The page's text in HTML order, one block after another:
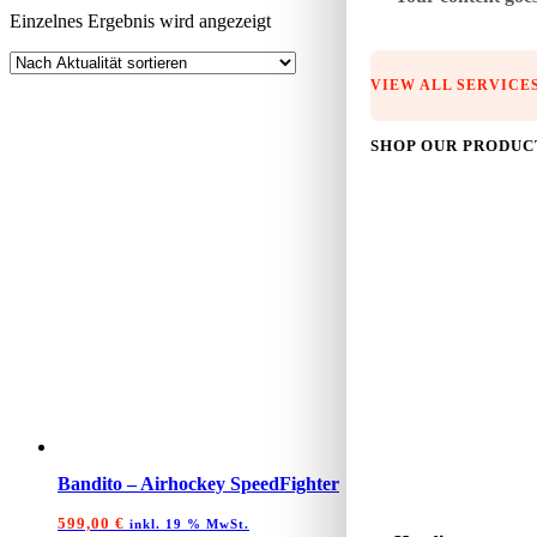
VIEW ALL
SHOP OUR
Einzelnes Ergebnis wird angezeigt
Bandito – Airhockey SpeedFighter
599,00 € inkl. 19 % MwSt.